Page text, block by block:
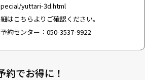
yuttari-3d.html
はこちらよりご確認ください。
約センター：050-3537-9922
約でお得に！